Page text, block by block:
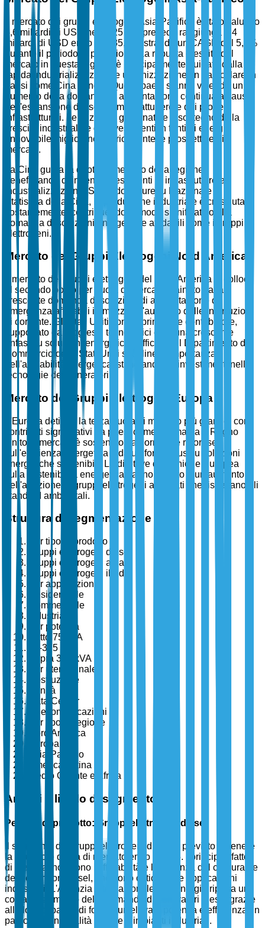
Il mercato dei gruppi elettrogeni Asia-Pacifico è stato valutato
5,6 miliardi di USD nel 2025 e si prevede raggiunga 9,4
miliardi di USD entro il 2035, registrando un CAGR del 5,1%
durante il periodo di previsione. La robusta crescita del
mercato in questa regione è principalmente guidata dalla
rapida industrializzazione e urbanizzazione, in particolare in
paesi come Cina e India. Questi paesi stanno vivendo un
aumento della domanda di alimentazione continua a causa
dell'espansione dei settori manifatturiero e dei progetti
infrastrutturali. Le iniziative governative a sostegno della
crescita industriale e gli investimenti in fonti di energia
rinnovabile migliorano ulteriormente le prospettive di
mercato.
La Cina guida la quota di mercato della regione,
beneficiando di ingenti investimenti in infrastrutture e
industrializzazione. Secondo il Bureau Nazionale di
Statistica della Cina, la produzione industriale è cresciuta
costantemente, contribuendo in modo significativo alla
domanda di soluzioni energetiche affidabili come i gruppi
elettrogeni.
Mercato dei Gruppi Elettrogeni Nord America
Il mercato dei gruppi elettrogeni del Nord America si colloca
al secondo posto per quota di mercato, trainato dalla
crescente domanda di soluzioni di alimentazione di
emergenza affidabili in mezzo all'aumento delle interruzioni
di corrente. Gli Stati Uniti sono il principale contributore,
supportato da progressi tecnologici e da una crescente
enfasi su soluzioni energetiche efficienti. Il Dipartimento del
Commercio degli Stati Uniti sottolinea l'importanza
dell'affidabilità energetica, stimolando gli investimenti nelle
tecnologie dei generatori.
Mercato dei Gruppi Elettrogeni Europa
L'Europa detiene la terza quota di mercato più grande, con
contributi significativi da paesi come Germania e Regno
Unito. Il mercato è sostenuto da normative rigorose
sull'efficienza energetica e da un forte focus su soluzioni
energetiche sostenibili. Le direttive dell'Unione Europea
sulla sostenibilità energetica hanno portato a un aumento
dell'adozione di gruppi elettrogeni avanzati che rispettano gli
standard ambientali.
Struttura di segmentazione
Per tipo di prodotto
Gruppi elettrogeni diesel
Gruppi elettrogeni a gas
Gruppi elettrogeni ibridi
Per applicazione
Residenziale
Commerciale
Industriale
Per potenza
Sotto 75 kVA
75-375 kVA
Sopra 375 kVA
Per utente finale
Costruzione
Sanità
Data Center
Telecomunicazioni
Per tipo di regione
Nord America
Europa
Asia-Pacifico
America Latina
Medio Oriente e Africa
Analisi a livello di segmento
Per tipo di prodotto: Gruppi elettrogeni diesel
Il segmento dei gruppi elettrogeni diesel è previsto detenere
la maggiore quota di mercato entro il 2025. I principali fattori
di crescita includono l'affidabilità e l'efficienza del carburante
dei generatori diesel, che sono critici per le applicazioni
industriali. L'Agenzia Internazionale dell'Energia riporta un
costante aumento della domanda di generatori diesel grazie
alla loro capacità di fornire un'elevata potenza e efficienza, in
particolare in località remote e impianti industriali.